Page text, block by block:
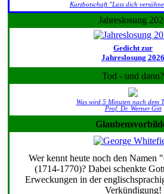
Kurzbotschaft "Lass dich
Jahreslosung
Gedicht zur
Jahreslosung 2026
Tod - und dann?
Was wird 5 Minuten nach dem
Prof. Dr. Werner Gitt
Wer kennt heute noch den Namen
(1714-1770)? Dabei schenkte
Erweckungen in der
Verkündigung!